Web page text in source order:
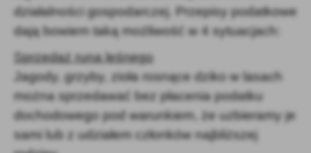
działalności gospodarczej. Przepisy podatkowe
dają bowiem taką możliwość w 4 sytuacjach:
Sprzedaż runa leśnego
Jagody, grzyby, zioła rosnące dziko w lasach
można sprzedawać bez płacenia podatku
dochodowego pod warunkiem, że uzbieramy je
sami lub z udziałem członków najbliższej